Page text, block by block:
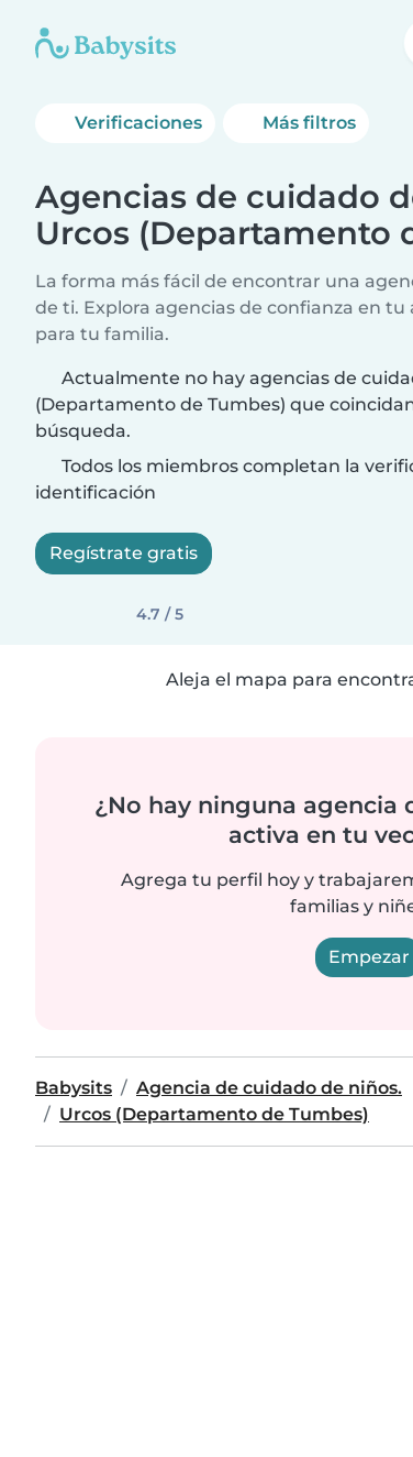
Verificaciones Más filtros
Agencias de cuidado
Urcos (Departamento
La forma más fácil de encontrar una
de ti. Explora agencias de confianza en
para tu familia.
Actualmente no hay agencias de
(Departamento de Tumbes) que
búsqueda.
Todos los miembros completan la
identificación
Regístrate gratis
4.7 / 5
Aleja el mapa para
¿No hay ninguna agencia
activa en tu
Agrega tu perfil hoy y
familias y
Empezar
Babysits
Agencia de cuidado de niños.
Urcos (Departamento de Tumbes)